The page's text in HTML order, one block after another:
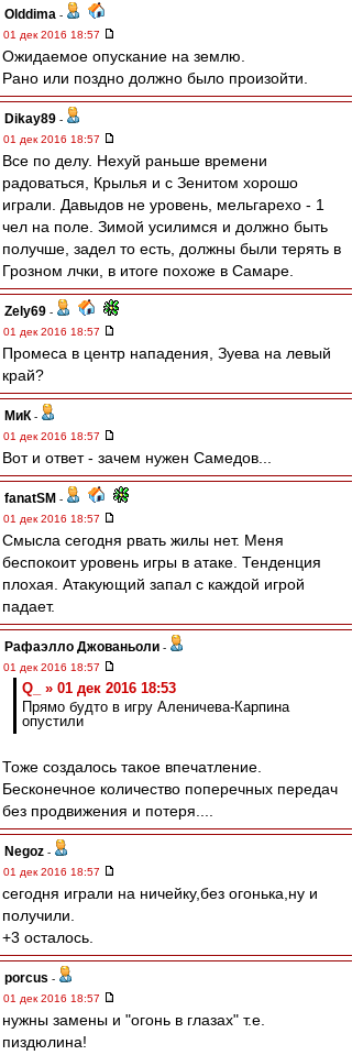
Olddima -
01 дек 2016 18:57
Ожидаемое опускание на землю.
Рано или поздно должно было произойти.
Dikay89 -
01 дек 2016 18:57
Все по делу. Нехуй раньше времени
радоваться, Крылья и с Зенитом хорошо
играли. Давыдов не уровень, мельгарехо - 1
чел на поле. Зимой усилимся и должно быть
получше, задел то есть, должны были терять в
Грозном лчки, в итоге похоже в Самаре.
Zely69 -
01 дек 2016 18:57
Промеса в центр нападения, Зуева на левый
край?
МиК -
01 дек 2016 18:57
Вот и ответ - зачем нужен Самедов...
fanatSM -
01 дек 2016 18:57
Смысла сегодня рвать жилы нет. Меня
беспокоит уровень игры в атаке. Тенденция
плохая. Атакующий запал с каждой игрой
падает.
Рафаэлло Джованьоли -
01 дек 2016 18:57
Q_ » 01 дек 2016 18:53
Прямо будто в игру Аленичева-Карпина
опустили
Тоже создалось такое впечатление.
Бесконечное количество поперечных передач
без продвижения и потеря....
Negoz -
01 дек 2016 18:57
сегодня играли на ничейку,без огонька,ну и
получили.
+3 осталось.
porcus -
01 дек 2016 18:57
нужны замены и "огонь в глазах" т.е.
пиздюлина!